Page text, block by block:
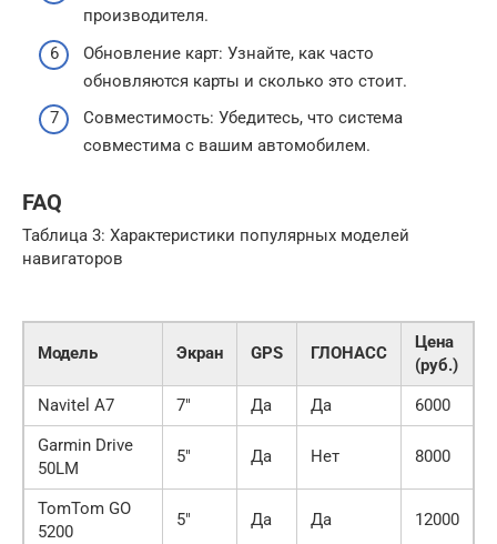
производителя.
Обновление карт: Узнайте, как часто
обновляются карты и сколько это стоит.
Совместимость: Убедитесь, что система
совместима с вашим автомобилем.
FAQ
Таблица 3: Характеристики популярных моделей
навигаторов
Модель Экран GPS ГЛОНАСС
Цена
(руб.)
Navitel A7
7″ Да Да
6000
Garmin Drive
50LM
5″ Да Нет 8000
TomTom GO
5200
5″ Да Да 12000